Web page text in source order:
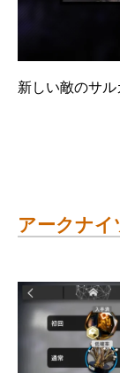
新しい敵のサル
アークナイ